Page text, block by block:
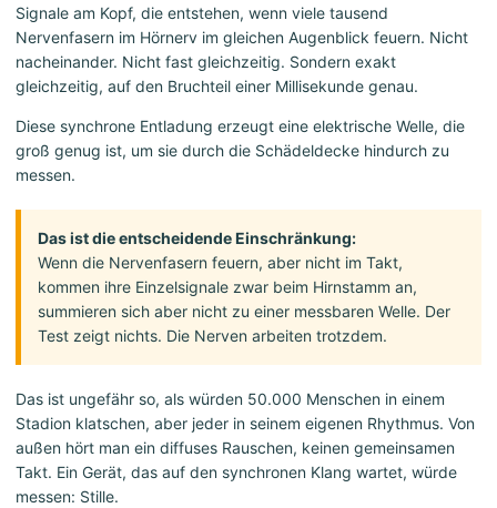
Signale am Kopf, die entstehen, wenn viele tausend
Nervenfasern im Hörnerv im gleichen Augenblick feuern. Nicht
nacheinander. Nicht fast gleichzeitig. Sondern exakt
gleichzeitig, auf den Bruchteil einer Millisekunde genau.
Diese synchrone Entladung erzeugt eine elektrische Welle, die
groß genug ist, um sie durch die Schädeldecke hindurch zu
messen.
Das ist die entscheidende Einschränkung:
Wenn die Nervenfasern feuern, aber nicht im Takt,
kommen ihre Einzelsignale zwar beim Hirnstamm an,
summieren sich aber nicht zu einer messbaren Welle. Der
Test zeigt nichts. Die Nerven arbeiten trotzdem.
Das ist ungefähr so, als würden 50.000 Menschen in einem
Stadion klatschen, aber jeder in seinem eigenen Rhythmus. Von
außen hört man ein diffuses Rauschen, keinen gemeinsamen
Takt. Ein Gerät, das auf den synchronen Klang wartet, würde
messen: Stille.